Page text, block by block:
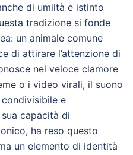
di umiltà e istinto
tradizione si fonde
un animale comune
di attirare l’attenzione di
nel veloce clamore
o i video virali, il suono
e
capacità di
ha reso questo
un elemento di identità